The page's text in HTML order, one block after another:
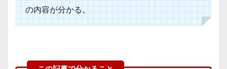
の内容が分かる。